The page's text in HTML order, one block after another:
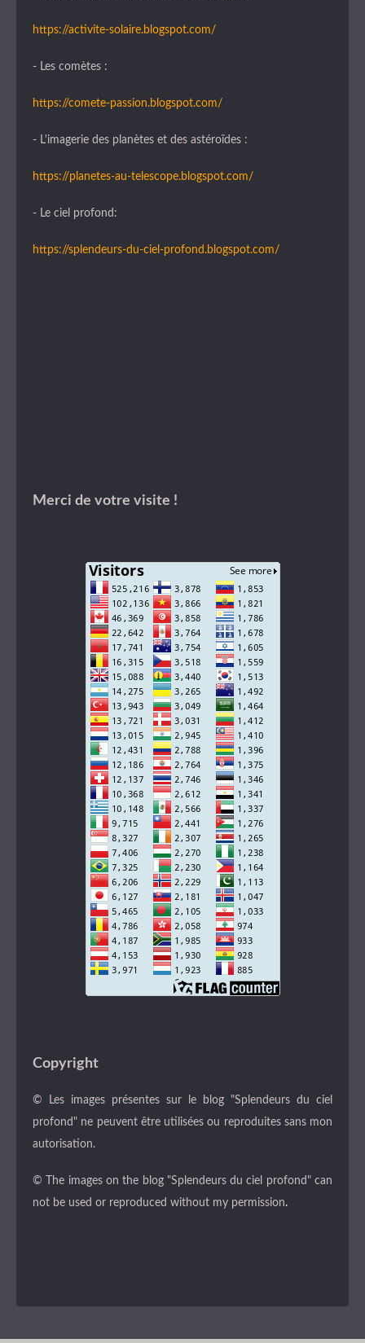
https://activite-solaire.blogspot.com/
- Les comètes :
https://comete-passion.blogspot.com/
- L'imagerie des planètes et des astéroïdes :
https://planetes-au-telescope.blogspot.com/
- Le ciel profond:
https://splendeurs-du-ciel-profond.blogspot.com/
Merci de votre visite !
Copyright
© Les images présentes sur le blog "Splendeurs du ciel
profond" ne peuvent être utilisées ou reproduites sans mon
autorisation.
© The images on the blog "Splendeurs du ciel profond" can
not be used or reproduced without my permission.